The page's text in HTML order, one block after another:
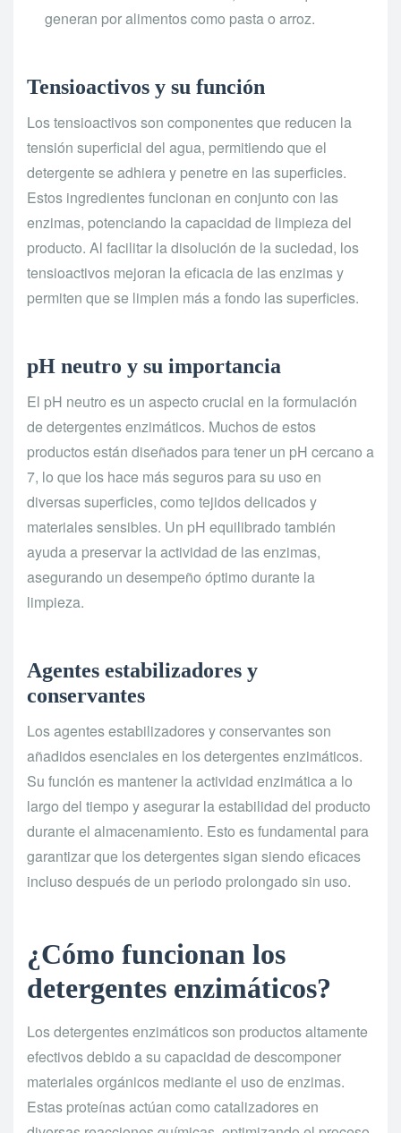
generan por alimentos como pasta o arroz.
Tensioactivos y su función
Los tensioactivos son componentes que reducen la
tensión superficial del agua, permitiendo que el
detergente se adhiera y penetre en las superficies.
Estos ingredientes funcionan en conjunto con las
enzimas, potenciando la capacidad de limpieza del
producto. Al facilitar la disolución de la suciedad, los
tensioactivos mejoran la eficacia de las enzimas y
permiten que se limpien más a fondo las superficies.
pH neutro y su importancia
El pH neutro es un aspecto crucial en la formulación
de detergentes enzimáticos. Muchos de estos
productos están diseñados para tener un pH cercano a
7, lo que los hace más seguros para su uso en
diversas superficies, como tejidos delicados y
materiales sensibles. Un pH equilibrado también
ayuda a preservar la actividad de las enzimas,
asegurando un desempeño óptimo durante la
limpieza.
Agentes estabilizadores y
conservantes
Los agentes estabilizadores y conservantes son
añadidos esenciales en los detergentes enzimáticos.
Su función es mantener la actividad enzimática a lo
largo del tiempo y asegurar la estabilidad del producto
durante el almacenamiento. Esto es fundamental para
garantizar que los detergentes sigan siendo eficaces
incluso después de un periodo prolongado sin uso.
¿Cómo funcionan los
detergentes enzimáticos?
Los detergentes enzimáticos son productos altamente
efectivos debido a su capacidad de descomponer
materiales orgánicos mediante el uso de enzimas.
Estas proteínas actúan como catalizadores en